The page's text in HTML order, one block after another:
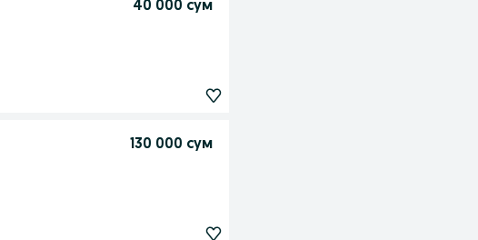
40 000 сум
130 000 сум